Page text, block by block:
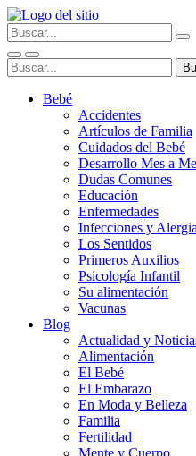
Bebé
Accidentes
Artículos de Familia
Cuidados del Bebé
Desarrollo Mes a
Dudas Comunes
Educación
Enfermedades
Infecciones y
Los Sentidos
Primeros Auxilios
Psicología Infantil
Su alimentación
Vacunas
Blog
Actualidad y
Alimentación
El Bebé
El Embarazo
En Moda y Belleza
Familia
Fertilidad
Mente y Cuerpo